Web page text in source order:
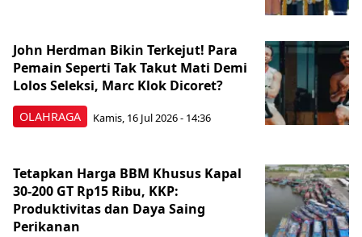
OLAHRAGA
John Herdman Bikin Terkejut! Para
Pemain Seperti Tak Takut Mati Demi
Lolos Seleksi, Marc Klok Dicoret?
Kamis, 16 Jul 2026 - 14:36
Tetapkan Harga BBM Khusus Kapal
30-200 GT Rp15 Ribu, KKP:
Produktivitas dan Daya Saing
Perikanan